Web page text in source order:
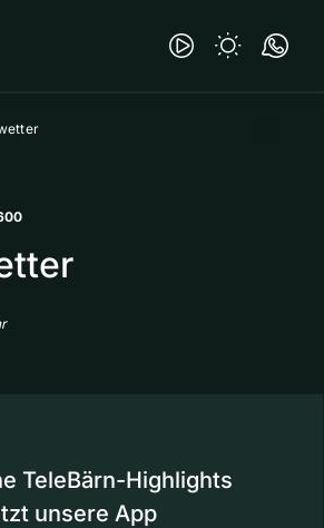
TeleBärn-Highlights
unsere App